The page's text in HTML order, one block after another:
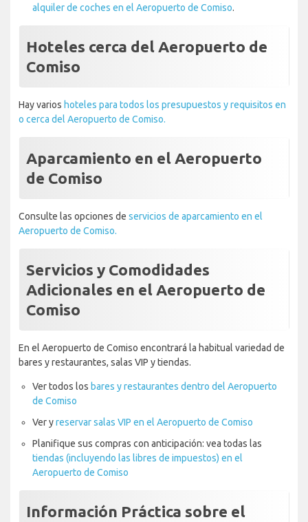
alquiler de coches en el Aeropuerto de Comiso.
Hoteles cerca del Aeropuerto de
Comiso
Hay varios hoteles para todos los presupuestos y requisitos en
o cerca del Aeropuerto de Comiso.
Aparcamiento en el Aeropuerto
de Comiso
Consulte las opciones de servicios de aparcamiento en el
Aeropuerto de Comiso.
Servicios y Comodidades
Adicionales en el Aeropuerto de
Comiso
En el Aeropuerto de Comiso encontrará la habitual variedad de
bares y restaurantes, salas VIP y tiendas.
Ver todos los bares y restaurantes dentro del Aeropuerto
de Comiso
Ver yreservar salas VIP en el Aeropuerto de Comiso
Planifique sus compras con anticipación: vea todas las
tiendas (incluyendo las libres de impuestos) en el
Aeropuerto de Comiso
Información Práctica sobre el